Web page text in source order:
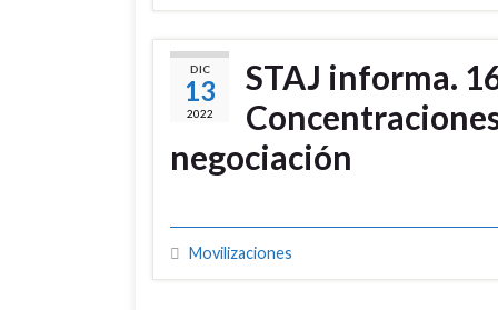
DIC
13
2022
STAJ informa.
negociación
Movilizaciones